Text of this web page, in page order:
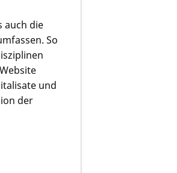
auch die
So
und
der